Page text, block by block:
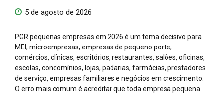
5 de agosto de 2026
PGR pequenas empresas em 2026 é um tema decisivo para
MEI, microempresas, empresas de pequeno porte,
comércios, clínicas, escritórios, restaurantes, salões, oficinas,
escolas, condomínios, lojas, padarias, farmácias, prestadores
de serviço, empresas familiares e negócios em crescimento.
O erro mais comum é acreditar que toda empresa pequena